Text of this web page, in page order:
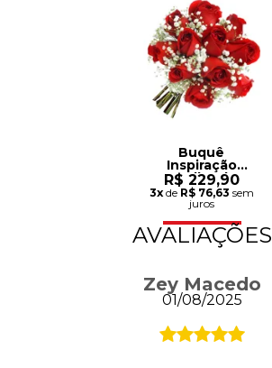
Buquê
Inspiração
Vermelho de 12
Rosas
R$ 229,90
3xde R$ 76,63 sem
juros
AVALIAÇÕES
Zey Macedo
01/08/2025